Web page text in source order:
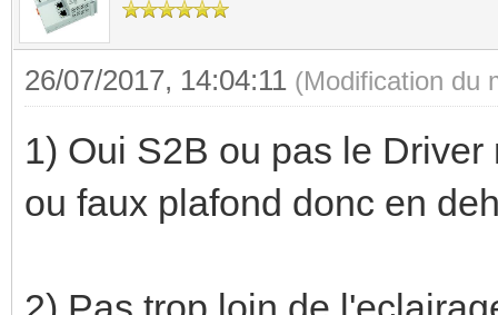
26/07/2017, 14:04:11 (Modification du
1) Oui S2B ou pas le
ou faux plafond donc en